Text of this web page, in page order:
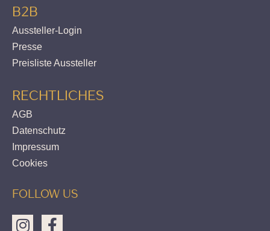
B2B
Aussteller-Login
Presse
Preisliste Aussteller
RECHTLICHES
AGB
Datenschutz
Impressum
Cookies
FOLLOW US